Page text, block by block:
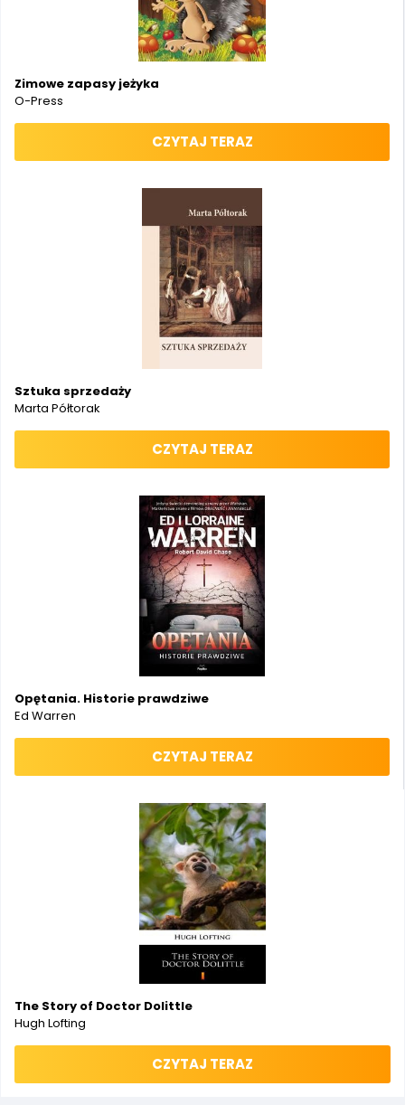
Zimowe zapasy jeżyka
O-Press
CZYTAJ TERAZ
Sztuka sprzedaży
Marta Półtorak
CZYTAJ TERAZ
Opętania. Historie prawdziwe
Ed Warren
CZYTAJ TERAZ
The Story of Doctor Dolittle
Hugh Lofting
CZYTAJ TERAZ